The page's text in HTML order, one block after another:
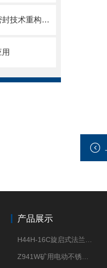
英标衬胶隔膜阀：柔性密封技术重构工业流体控制新范式
产品展示